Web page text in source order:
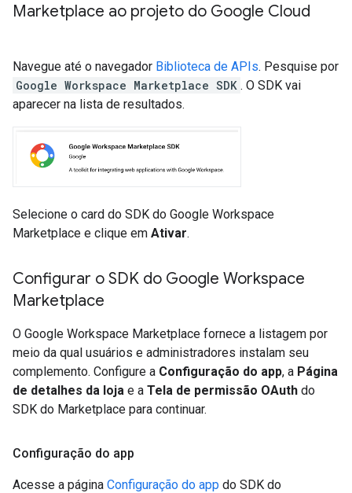
Marketplace ao projeto do Google Cloud
Navegue até o navegador Biblioteca de APIs. Pesquise por
Google Workspace Marketplace SDK . O SDK vai
aparecer na lista de resultados.
Selecione o card do SDK do Google Workspace
Marketplace e clique em Ativar.
Configurar o SDK do Google Workspace
Marketplace
O Google Workspace Marketplace fornece a listagem por
meio da qual usuários e administradores instalam seu
complemento. Configure a Configuração do app, a Página
de detalhes da loja e a Tela de permissão OAuth do
SDK do Marketplace para continuar.
Configuração do app
Acesse a página Configuração do app do SDK do